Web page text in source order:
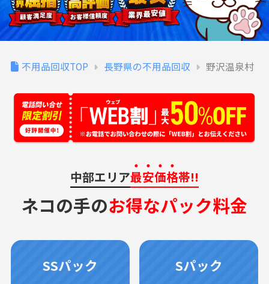
不用品回収TOP 長野県の不用品回収 野沢温泉村
中部エリア最安価格帯!!
ネコの手のお得なパック料金
SSパック Sパック